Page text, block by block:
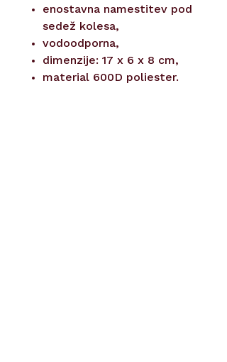
enostavna namestitev pod
sedež kolesa,
vodoodporna,
dimenzije: 17 x 6 x 8 cm,
material 600D poliester.